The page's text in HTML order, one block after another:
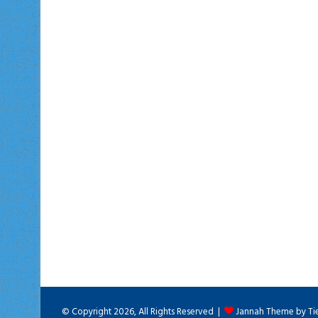
© Copyright 2026, All Rights Reserved | Jannah Theme by